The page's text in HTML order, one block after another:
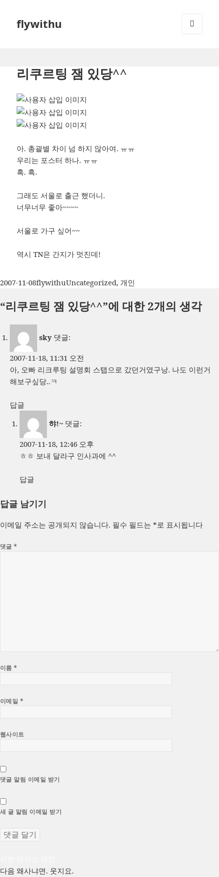
flywithu
리쿠르팅 잼 있당^^
아. 총괄별 차이 넘 하지 않아여. ㅠㅠ
우리는 포스터 하나. ㅠㅠ
흑. 흑.
그래도 서울로 출근 했더니.
너무너무 좋아~~~~
서울로 가구 싶어~~
역시 TN은 간지가 멋진데!
작
일
2007-11-08글
이
flywithu카
고
Uncategorized, 개인
“리쿠르팅 잼 있당^^”에 대한 2개의 생각
sky 댓글:
2007-11-18, 11:31 오전
아, 오빠 리크루팅 설명회 스탭으로 갔던거였구낭. 나도 이런거
해보구싶당..ㅋ
답글
햐!~ 댓글:
2007-11-18, 12:46 오후
ㅎㅎ 보내 달라구 인사과에 ^^
답글
답글 남기기
이메일 주소는 공개되지 않습니다. 필수 필드는 *로 표시됩니다
댓글*
이름*
이메일 *
웹사이트
댓글 알림 이메일 받기
새 글 알림 이메일 받기
전
다음 다
왜사냐면. 웃지요.